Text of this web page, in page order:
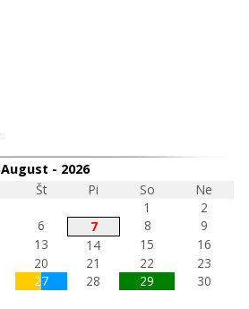
August - 2026
Št Pi So
Ne
1
2
6 7 8
9
13 14 15
16
20 21 22
23
27 28 29
30